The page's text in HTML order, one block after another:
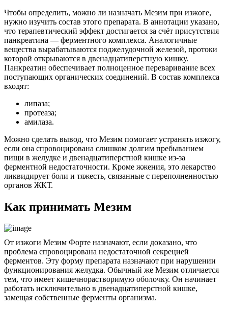
Чтобы определить, можно ли назначать Мезим при изжоге,
нужно изучить состав этого препарата. В аннотации указано,
что терапевтический эффект достигается за счёт присутствия
панкреатина — ферментного комплекса. Аналогичные
вещества вырабатываются поджелудочной железой, протоки
которой открываются в двенадцатиперстную кишку.
Панкреатин обеспечивает полноценное переваривание всех
поступающих органических соединений. В состав комплекса
входят:
липаза;
протеаза;
амилаза.
Можно сделать вывод, что Мезим помогает устранять изжогу,
если она спровоцирована слишком долгим пребыванием
пищи в желудке и двенадцатиперстной кишке из-за
ферментной недостаточности. Кроме жжения, это лекарство
ликвидирует боли и тяжесть, связанные с переполненностью
органов ЖКТ.
Как принимать Мезим
От изжоги Мезим Форте назначают, если доказано, что
проблема спровоцирована недостаточной секрецией
ферментов. Эту форму препарата назначают при нарушении
функционирования желудка. Обычный же Мезим отличается
тем, что имеет кишечнорастворимую оболочку. Он начинает
работать исключительно в двенадцатиперстной кишке,
замещая собственные ферменты организма.